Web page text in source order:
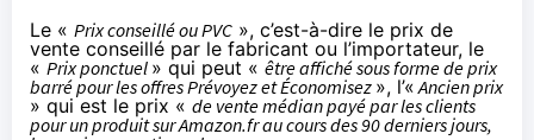
Le « Prix conseillé ou PVC », c’est-à-dire le prix de
vente conseillé par le fabricant ou l’importateur, le
« Prix ponctuel » qui peut « être affiché sous forme de prix
barré pour les offres Prévoyez et Économisez », l’« Ancien prix
» qui est le prix « de vente médian payé par les clients
pour un produit sur Amazon.fr au cours des 90 derniers jours,